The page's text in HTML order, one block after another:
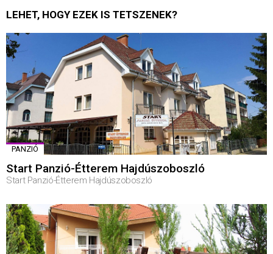
LEHET, HOGY EZEK IS TETSZENEK?
PANZIÓ
Start Panzió-Étterem Hajdúszoboszló
Start Panzió-Étterem Hajdúszoboszló